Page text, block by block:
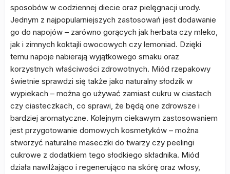
sposobów w codziennej diecie oraz pielęgnacji urody.
Jednym z najpopularniejszych zastosowań jest dodawanie
go do napojów – zarówno gorących jak herbata czy mleko,
jak i zimnych koktajli owocowych czy lemoniad. Dzięki
temu napoje nabierają wyjątkowego smaku oraz
korzystnych właściwości zdrowotnych. Miód rzepakowy
świetnie sprawdzi się także jako naturalny słodzik w
wypiekach – można go używać zamiast cukru w ciastach
czy ciasteczkach, co sprawi, że będą one zdrowsze i
bardziej aromatyczne. Kolejnym ciekawym zastosowaniem
jest przygotowanie domowych kosmetyków – można
stworzyć naturalne maseczki do twarzy czy peelingi
cukrowe z dodatkiem tego słodkiego składnika. Miód
działa nawilżająco i regenerująco na skórę oraz włosy,